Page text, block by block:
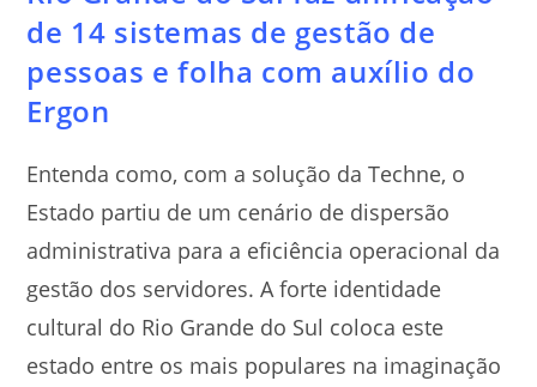
de 14 sistemas de gestão de
pessoas e folha com auxílio do
Ergon
Entenda como, com a solução da Techne, o
Estado partiu de um cenário de dispersão
administrativa para a eficiência operacional da
gestão dos servidores. A forte identidade
cultural do Rio Grande do Sul coloca este
estado entre os mais populares na imaginação